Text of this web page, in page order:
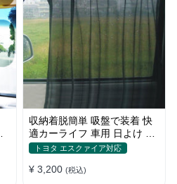
収納着脱簡単 吸盤で装着 快
適カーライフ 車用 日よけ 遮
光 UVカット 通気
トヨタ エスクァイア対応
¥ 3,200 (税込)